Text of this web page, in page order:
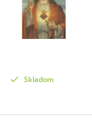
Skladom